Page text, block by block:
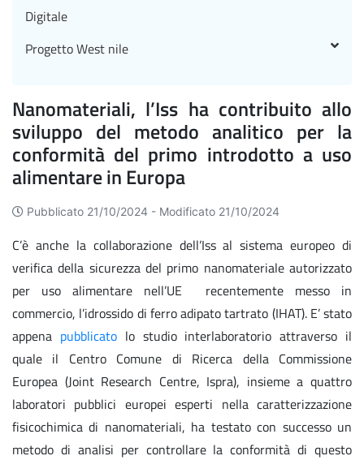
Nanomateriali, l’Iss ha contribuito allo
sviluppo del metodo analitico per la
conformità del primo introdotto a uso
alimentare in Europa
Pubblicato 21/10/2024 - Modificato 21/10/2024
C’è anche la collaborazione dell’Iss al sistema europeo di
verifica della sicurezza del primo nanomateriale autorizzato
per uso alimentare nell’UE recentemente messo in
commercio, l’idrossido di ferro adipato tartrato (IHAT). E’ stato
appena pubblicatolo studio interlaboratorio attraverso il
quale il Centro Comune di Ricerca della Commissione
Europea (Joint Research Centre, Ispra), insieme a quattro
laboratori pubblici europei esperti nella caratterizzazione
fisicochimica di nanomateriali, ha testato con successo un
metodo di analisi per controllare la conformità di questo
Digitale
Progetto West nile